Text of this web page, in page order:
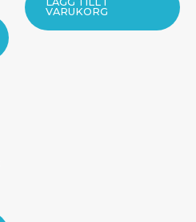
VARUKORG